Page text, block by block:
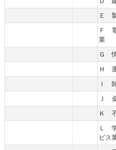
Ｅ
Ｆ
業
Ｇ
Ｈ
Ｉ
Ｊ
Ｋ
Ｌ
ビス